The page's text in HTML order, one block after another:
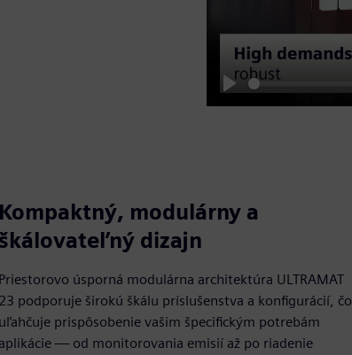
Play
Kompaktný, modulárny a
škálovateľný dizajn
Priestorovo úsporná modulárna architektúra ULTRAMAT
23 podporuje širokú škálu príslušenstva a konfigurácií, čo
uľahčuje prispôsobenie vašim špecifickým potrebám
aplikácie — od monitorovania emisií až po riadenie